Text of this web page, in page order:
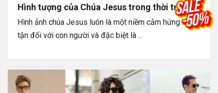
Hình tượng của Chúa Jesus trong thời trang
Hình ảnh chúa Jesus luôn là một niềm cảm hứng bất
tận đối với con người và đặc biệt là ...